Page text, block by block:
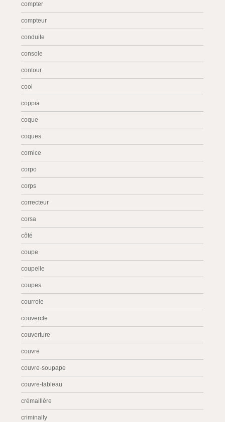
compter
compteur
conduite
console
contour
cool
coppia
coque
coques
cornice
corpo
corps
correcteur
corsa
côté
coupe
coupelle
coupes
courroie
couvercle
couverture
couvre
couvre-soupape
couvre-tableau
crémaillère
criminally